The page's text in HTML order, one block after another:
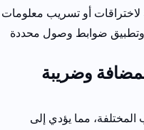
أو تسريب معلومات
ضوابط وصول محددة
وضريبة
مما يؤدي إلى